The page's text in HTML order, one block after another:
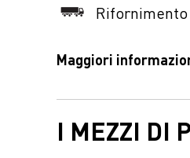
Maggiori
I MEZZI DI